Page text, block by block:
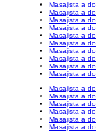
Masajista a
Masajista a
Masajista a
Masajista a
Masajista a
Masajista a
Masajista a
Masajista a
Masajista a
Masajista a
Masajista a
Masajista a
Masajista a
Masajista a
Masajista a
Masajista a